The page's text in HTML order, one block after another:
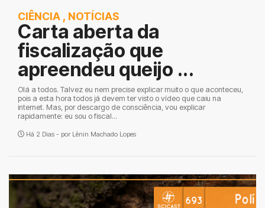
CIÊNCIA , NOTÍCIAS
Carta aberta da
fiscalização que
apreendeu queijo ...
Olá a todos. Talvez eu nem precise explicar muito o que aconteceu,
pois a esta hora todos já devem ter visto o vídeo que caiu na
internet. Mas, por descargo de consciência, vou explicar
rapidamente: eu sou o fiscal...
Há 2 Dias - por Lênin Machado Lopes